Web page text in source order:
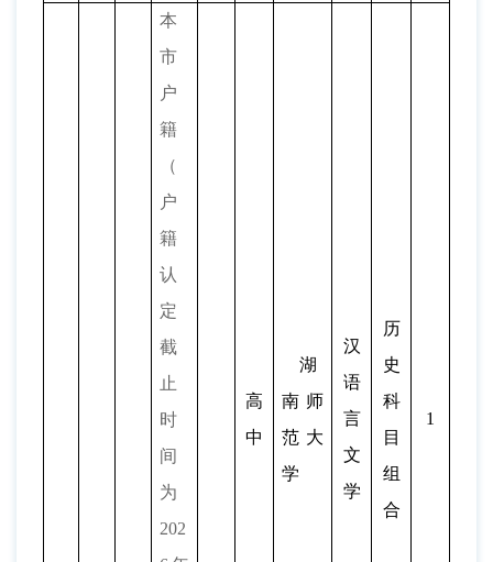
本
市
户
籍
（
户
籍
认
定
截
止
时
间
为
202
高
中
湖
南师
范大
学
汉
语
言
文
学
历
史
科
目
组
合
1